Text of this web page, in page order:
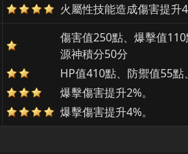
火屬性技能造成傷害提升
傷害值250點、爆擊值
源神積分50分
HP值410點、防禦值55
爆擊傷害提升2%。
爆擊傷害提升4%。